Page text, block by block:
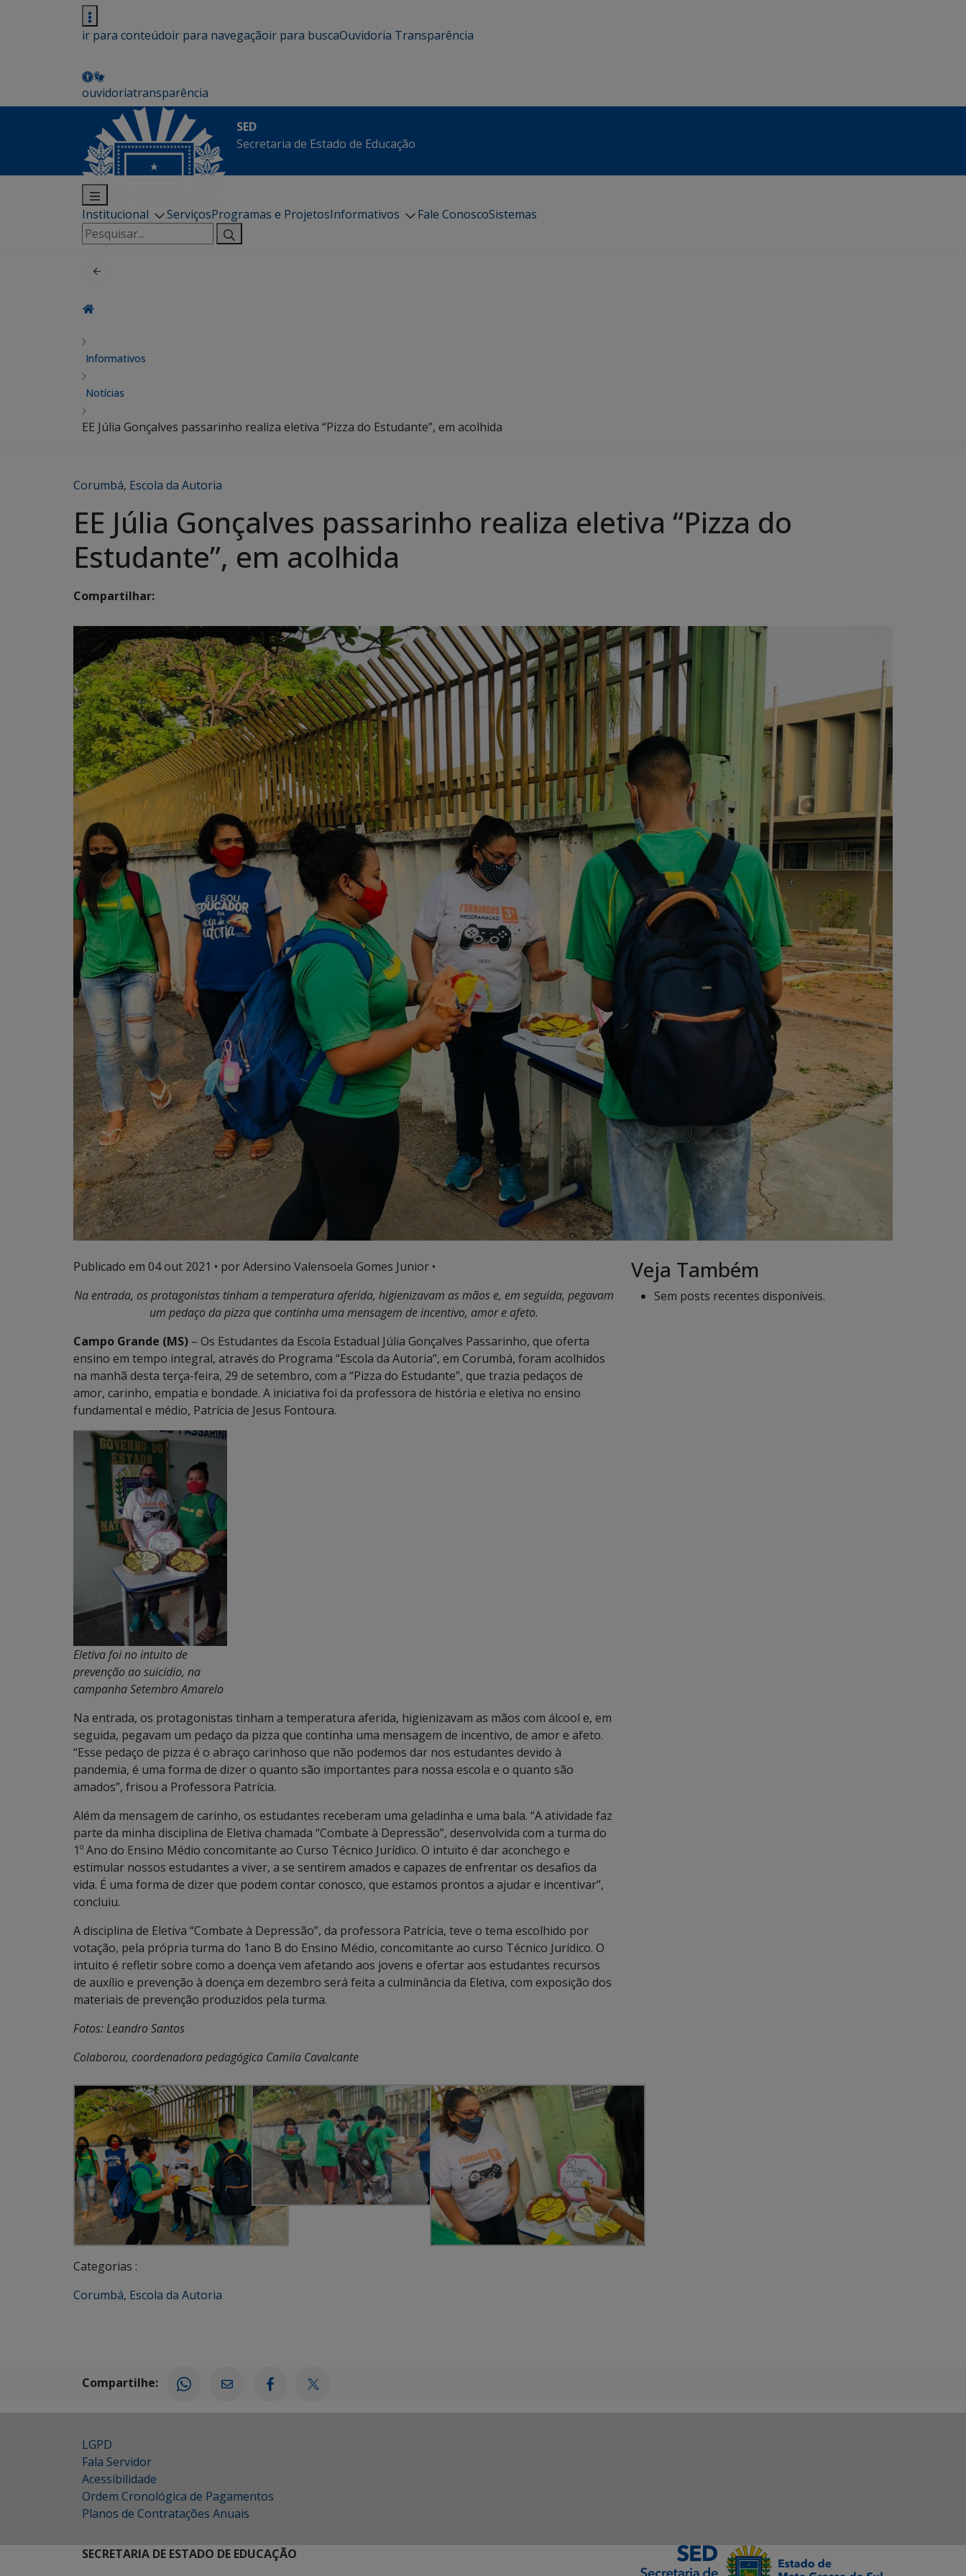
ir para conteúdoir para navegaçãoir para buscaOuvidoria Transparência
ouvidoriatransparência
SED
Secretaria de Estado de Educação
Institucional ServiçosProgramas e ProjetosInformativos Fale ConoscoSistemas
Pesquisar
por:
Informativos
Notícias
EE Júlia Gonçalves passarinho realiza eletiva “Pizza do Estudante”, em acolhida
Corumbá, Escola da Autoria
EE Júlia Gonçalves passarinho realiza eletiva “Pizza do
Estudante”, em acolhida
Compartilhar:
Publicado em 04 out 2021 • por Adersino Valensoela Gomes Junior •
Na entrada, os protagonistas tinham a temperatura aferida, higienizavam as mãos e, em seguida, pegavam
um pedaço da pizza que continha uma mensagem de incentivo, amor e afeto.
Campo Grande (MS) – Os Estudantes da Escola Estadual Júlia Gonçalves Passarinho, que oferta
ensino em tempo integral, através do Programa “Escola da Autoria”, em Corumbá, foram acolhidos
na manhã desta terça-feira, 29 de setembro, com a “Pizza do Estudante”, que trazia pedaços de
amor, carinho, empatia e bondade. A iniciativa foi da professora de história e eletiva no ensino
fundamental e médio, Patrícia de Jesus Fontoura.
Eletiva foi no intuito de
prevenção ao suicídio, na
campanha Setembro Amarelo
Na entrada, os protagonistas tinham a temperatura aferida, higienizavam as mãos com álcool e, em
seguida, pegavam um pedaço da pizza que continha uma mensagem de incentivo, de amor e afeto.
“Esse pedaço de pizza é o abraço carinhoso que não podemos dar nos estudantes devido à
pandemia, é uma forma de dizer o quanto são importantes para nossa escola e o quanto são
amados”, frisou a Professora Patrícia.
Além da mensagem de carinho, os estudantes receberam uma geladinha e uma bala. “A atividade faz
parte da minha disciplina de Eletiva chamada “Combate à Depressão”, desenvolvida com a turma do
1º Ano do Ensino Médio concomitante ao Curso Técnico Jurídico. O intuito é dar aconchego e
estimular nossos estudantes a viver, a se sentirem amados e capazes de enfrentar os desafios da
vida. É uma forma de dizer que podem contar conosco, que estamos prontos a ajudar e incentivar”,
concluiu.
A disciplina de Eletiva “Combate à Depressão”, da professora Patrícia, teve o tema escolhido por
votação, pela própria turma do 1ano B do Ensino Médio, concomitante ao curso Técnico Jurídico. O
intuito é refletir sobre como a doença vem afetando aos jovens e ofertar aos estudantes recursos
de auxílio e prevenção à doença em dezembro será feita a culminância da Eletiva, com exposição dos
materiais de prevenção produzidos pela turma.
Fotos: Leandro Santos
Colaborou, coordenadora pedagógica Camila Cavalcante
Categorias :
Corumbá, Escola da Autoria
Veja Também
Sem posts recentes disponíveis.
Compartilhe:
LGPD
Fala Servidor
Acessibilidade
Ordem Cronológica de Pagamentos
Planos de Contratações Anuais
SECRETARIA DE ESTADO DE EDUCAÇÃO